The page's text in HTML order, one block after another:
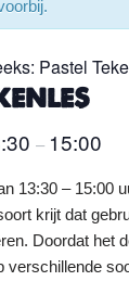
Pastel
– 15:00
13:30 – 15:00
krijt dat
Doordat het
verschillende